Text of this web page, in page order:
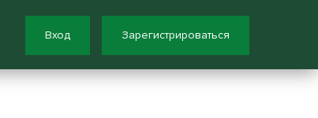
Вход Зарегистрироваться